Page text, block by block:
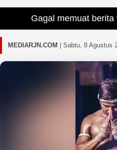
Gagal memuat berita
MEDIARJN.COM Sabtu, 8 Agustus